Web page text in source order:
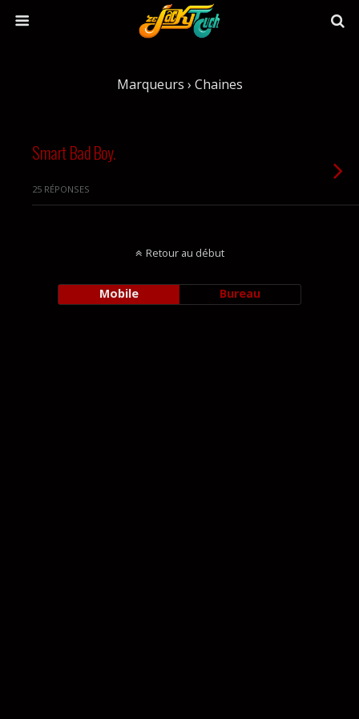
Marqueurs › Chaines
Smart Bad Boy.
25 RÉPONSES
Retour au début
Mobile Bureau